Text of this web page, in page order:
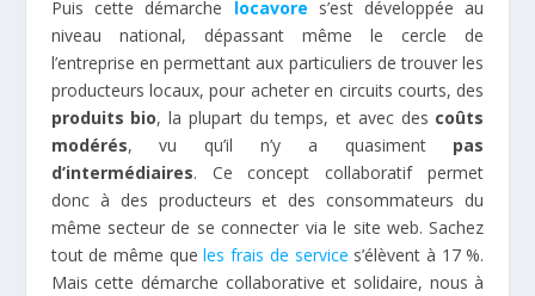
Puis cette démarche locavore s’est développée au
niveau national, dépassant même le cercle de
l’entreprise en permettant aux particuliers de trouver les
producteurs locaux, pour acheter en circuits courts, des
produits bio, la plupart du temps, et avec des coûts
modérés, vu qu’il n’y a quasiment pas
d’intermédiaires. Ce concept collaboratif permet
donc à des producteurs et des consommateurs du
même secteur de se connecter via le site web. Sachez
tout de même queles frais de service s’élèvent à 17 %.
Mais cette démarche collaborative et solidaire, nous à